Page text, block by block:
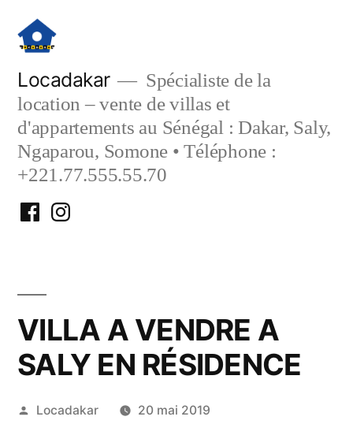
contenu
Locadakar
Spécialiste de la
location – vente de villas et
d'appartements au Sénégal : Dakar, Saly,
Ngaparou, Somone • Téléphone :
+221.77.555.55.70
FacebookInstagram
VILLA A VENDRE A
SALY EN RÉSIDENCE
Publié
Locadakar 20 mai 2019